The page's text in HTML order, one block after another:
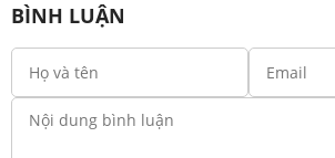
BÌNH LUẬN